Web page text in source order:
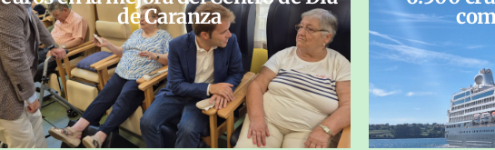
de Caranza